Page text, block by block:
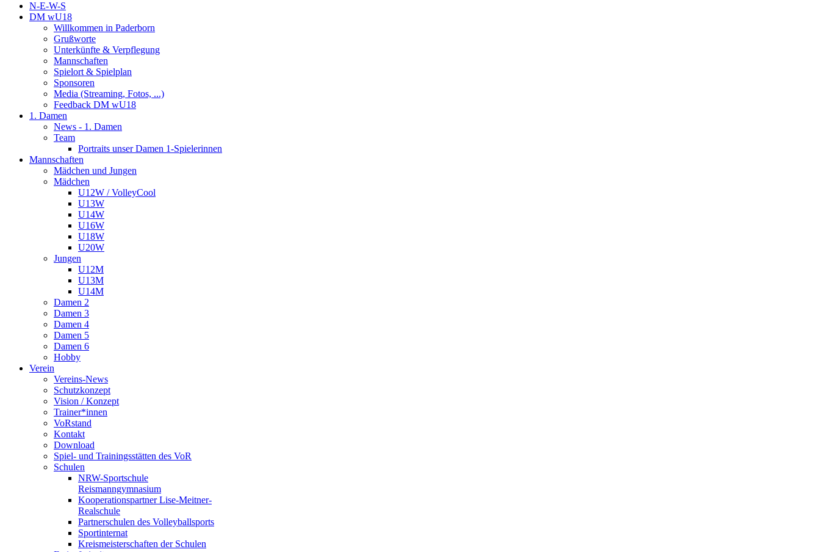
N-E-W-S
DM wU18
Willkommen in Paderborn
Grußworte
Unterkünfte & Verpflegung
Mannschaften
Spielort & Spielplan
Sponsoren
Media (Streaming, Fotos, ...)
Feedback DM wU18
1. Damen
News - 1. Damen
Team
Portraits unser Damen 1-Spielerinnen
Mannschaften
Mädchen und Jungen
Mädchen
U12W / VolleyCool
U13W
U14W
U16W
U18W
U20W
Jungen
U12M
U13M
U14M
Damen 2
Damen 3
Damen 4
Damen 5
Damen 6
Hobby
Verein
Vereins-News
Schutzkonzept
Vision / Konzept
Trainer*innen
VoRstand
Kontakt
Download
Spiel- und Trainingsstätten des VoR
Schulen
NRW-Sportschule
Reismanngymnasium
Kooperationspartner Lise-Meitner-
Realschule
Partnerschulen des Volleyballsports
Sportinternat
Kreismeisterschaften der Schulen